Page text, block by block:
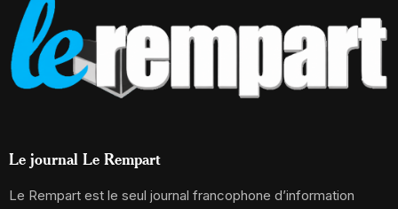
Le journal Le Rempart
Le Rempart est le seul journal francophone d’information